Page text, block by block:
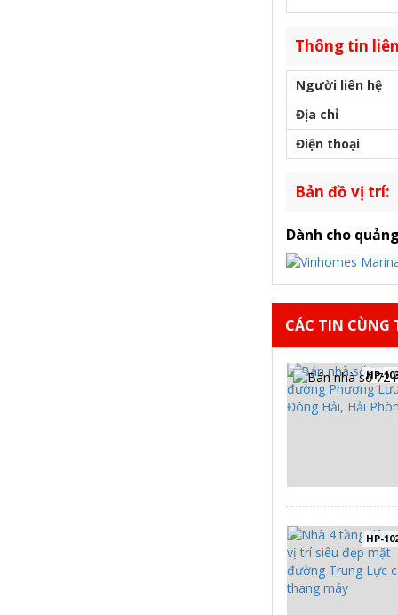
Thông tin
Người liên hệ
Địa chỉ
Điện thoại
Bản đồ vị trí:
Dành cho
CÁC TIN CÙNG
HP-
HP-